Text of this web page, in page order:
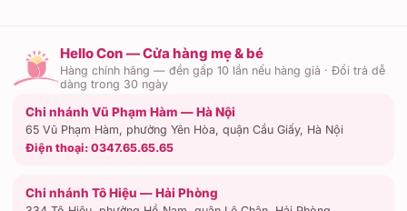
Hello Con — Cửa hàng mẹ & bé
Hàng chính hãng — đền gấp 10 lần nếu hàng giả · Đổi trả dễ
dàng trong 30 ngày
Chi nhánh Vũ Phạm Hàm — Hà Nội
65 Vũ Phạm Hàm, phường Yên Hòa, quận Cầu Giấy, Hà Nội
Điện thoại: 0347.65.65.65
Chi nhánh Tô Hiệu — Hải Phòng